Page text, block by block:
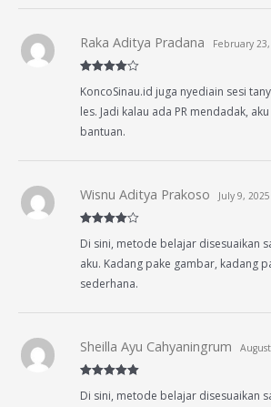
out of 5
Raka Aditya Pradana February
KoncoSinau.id juga nyediain sesi
les. Jadi kalau ada PR mendadak,
bantuan.
out of 5
Wisnu Aditya Prakoso July 9, 2025
Di sini, metode belajar disesuaikan
aku. Kadang pake gambar, kadang
sederhana.
of 5
Sheilla Ayu Cahyaningrum
Di sini, metode belajar disesuaikan